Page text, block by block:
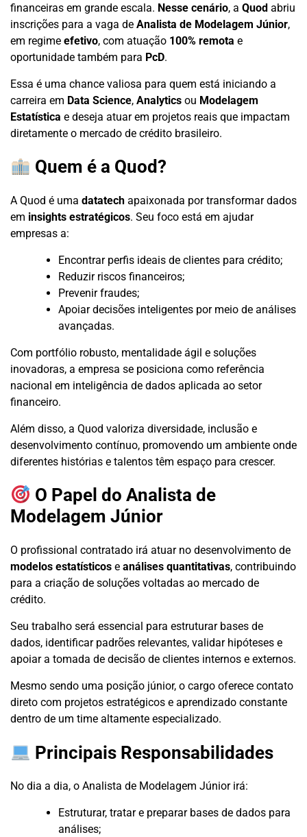
financeiras em grande escala. Nesse cenário, a Quod abriu
inscrições para a vaga de Analista de Modelagem Júnior,
em regime efetivo, com atuação 100% remota e
oportunidade também para PcD.
Essa é uma chance valiosa para quem está iniciando a
carreira em Data Science, Analytics ou Modelagem
Estatística e deseja atuar em projetos reais que impactam
diretamente o mercado de crédito brasileiro.
Quem é a Quod?
A Quod é uma datatech apaixonada por transformar dados
em insights estratégicos. Seu foco está em ajudar
empresas a:
Encontrar perfis ideais de clientes para crédito;
Reduzir riscos financeiros;
Prevenir fraudes;
Apoiar decisões inteligentes por meio de análises
avançadas.
Com portfólio robusto, mentalidade ágil e soluções
inovadoras, a empresa se posiciona como referência
nacional em inteligência de dados aplicada ao setor
financeiro.
Além disso, a Quod valoriza diversidade, inclusão e
desenvolvimento contínuo, promovendo um ambiente onde
diferentes histórias e talentos têm espaço para crescer.
O Papel do Analista de
Modelagem Júnior
O profissional contratado irá atuar no desenvolvimento de
modelos estatísticos e análises quantitativas, contribuindo
para a criação de soluções voltadas ao mercado de
crédito.
Seu trabalho será essencial para estruturar bases de
dados, identificar padrões relevantes, validar hipóteses e
apoiar a tomada de decisão de clientes internos e externos.
Mesmo sendo uma posição júnior, o cargo oferece contato
direto com projetos estratégicos e aprendizado constante
dentro de um time altamente especializado.
Principais Responsabilidades
No dia a dia, o Analista de Modelagem Júnior irá:
Estruturar, tratar e preparar bases de dados para
análises;